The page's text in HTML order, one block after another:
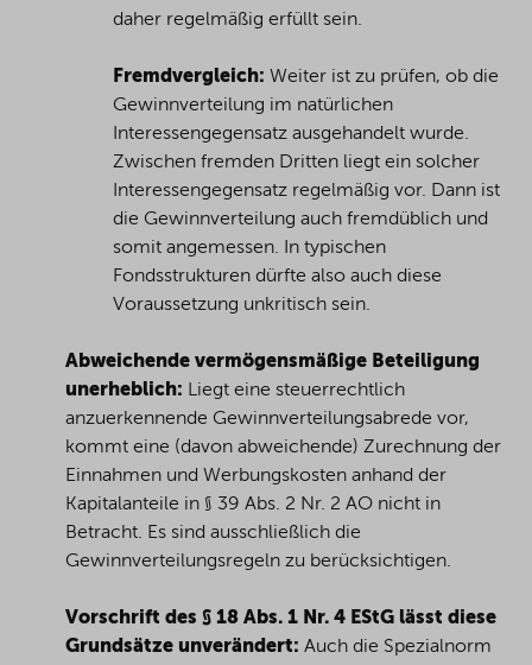
daher regelmäßig erfüllt sein.
Fremdvergleich: Weiter ist zu prüfen, ob die
Gewinnverteilung im natürlichen
Interessengegensatz ausgehandelt wurde.
Zwischen fremden Dritten liegt ein solcher
Interessengegensatz regelmäßig vor. Dann ist
die Gewinnverteilung auch fremdüblich und
somit angemessen. In typischen
Fondsstrukturen dürfte also auch diese
Voraussetzung unkritisch sein.
Abweichende vermögensmäßige Beteiligung
unerheblich: Liegt eine steuerrechtlich
anzuerkennende Gewinnverteilungsabrede vor,
kommt eine (davon abweichende) Zurechnung der
Einnahmen und Werbungskosten anhand der
Kapitalanteile in § 39 Abs. 2 Nr. 2 AO nicht in
Betracht. Es sind ausschließlich die
Gewinnverteilungsregeln zu berücksichtigen.
Vorschrift des § 18 Abs. 1 Nr. 4 EStG lässt diese
Grundsätze unverändert: Auch die Spezialnorm